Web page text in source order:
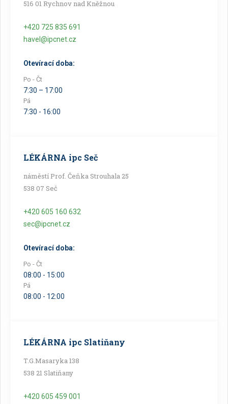
516 01 Rychnov nad Kněžnou
+420 725 835 691
havel@ipcnet.cz
Otevírací doba:
Po - Čt
7:30 – 17:00
Pá
7:30 - 16:00
LÉKÁRNA ipc Seč
náměstí Prof. Čeňka Strouhala 25
538 07 Seč
+420 605 160 632
sec@ipcnet.cz
Otevírací doba:
Po - Čt
08:00 - 15:00
Pá
08:00 - 12:00
LÉKÁRNA ipc Slatiňany
T.G.Masaryka 138
538 21 Slatiňany
+420 605 459 001